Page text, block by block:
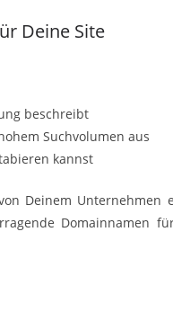
Deine Site
beschreibt
Suchvolumen aus
kannst
Deinem Unternehmen
Domainnamen